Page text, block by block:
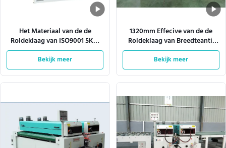
Het Materiaal van de de
Roldeklaag van ISO9001 5KW
met 1.5mm Staalplaat
Bekijk meer
1320mm Effecive van de de
Roldeklaag van Breedteantil
het Schurende Materiaal 10KW
Bekijk meer